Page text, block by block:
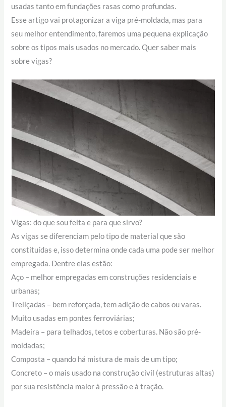
usadas tanto em fundações rasas como profundas.
Esse artigo vai protagonizar a viga pré-moldada, mas para
seu melhor entendimento, faremos uma pequena explicação
sobre os tipos mais usados no mercado. Quer saber mais
sobre vigas?
Vigas: do que sou feita e para que sirvo?
As vigas se diferenciam pelo tipo de material que são
constituídas e, isso determina onde cada uma pode ser melhor
empregada. Dentre elas estão:
Aço – melhor empregadas em construções residenciais e
urbanas;
Treliçadas – bem reforçada, tem adição de cabos ou varas.
Muito usadas em pontes ferroviárias;
Madeira – para telhados, tetos e coberturas. Não são pré-
moldadas;
Composta – quando há mistura de mais de um tipo;
Concreto – o mais usado na construção civil (estruturas altas)
por sua resistência maior à pressão e à tração.